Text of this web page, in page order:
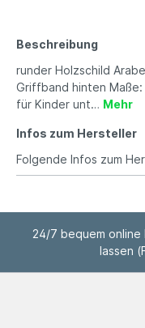
Beschreibung
runder Holzschild
Griffband hinten
für Kinder unt… Mehr
Infos zum Hersteller
Folgende Infos zum
24/7 bequem
lassen